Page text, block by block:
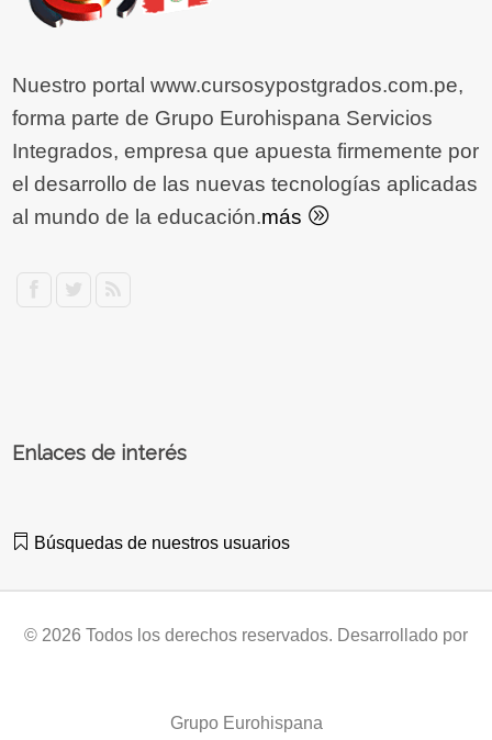
Nuestro portal www.cursosypostgrados.com.pe,
forma parte de Grupo Eurohispana Servicios
Integrados, empresa que apuesta firmemente por
el desarrollo de las nuevas tecnologías aplicadas
al mundo de la educación.más
Enlaces de interés
Búsquedas de nuestros usuarios
© 2026 Todos los derechos reservados. Desarrollado por
Grupo Eurohispana